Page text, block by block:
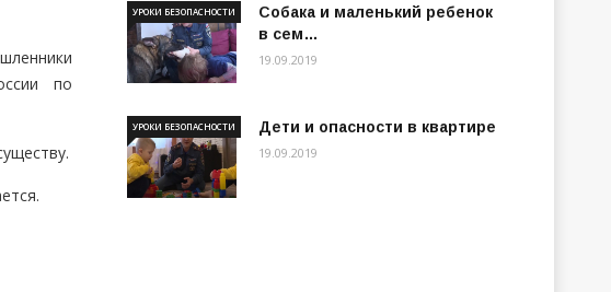
по
Собака и маленький ребенок
в сем…
УРОКИ БЕЗОПАСНОСТИ
19.09.2019
Дети и опасности в квартире
УРОКИ БЕЗОПАСНОСТИ
19.09.2019